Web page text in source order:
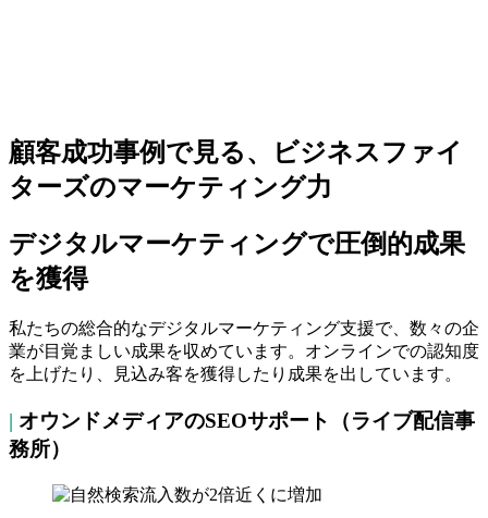
顧客成功事例で見る、ビジネスファイ
ターズのマーケティング力
デジタルマーケティングで圧倒的成果
を獲得
私たちの総合的なデジタルマーケティング支援で、数々の企
業が目覚ましい成果を収めています。オンラインでの認知度
を上げたり、見込み客を獲得したり成果を出しています。
| オウンドメディアのSEOサポート（ライブ配信事
務所）